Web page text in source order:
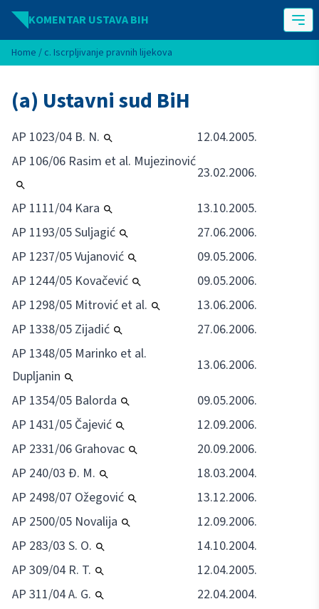
Idi na sadržaj
KOMENTAR USTAVA BIH
Home / c. Iscrpljivanje pravnih lijekova
(a) Ustavni sud BiH
AP 1023/04 B. N.
12.04.2005.
AP 106/06 Rasim et al. Mujezinović
23.02.2006.
AP 1111/04 Kara
13.10.2005.
AP 1193/05 Suljagić
27.06.2006.
AP 1237/05 Vujanović
09.05.2006.
AP 1244/05 Kovačević
09.05.2006.
AP 1298/05 Mitrović et al.
13.06.2006.
AP 1338/05 Zijadić
27.06.2006.
AP 1348/05 Marinko et al.
Dupljanin
13.06.2006.
AP 1354/05 Balorda
09.05.2006.
AP 1431/05 Čajević
12.09.2006.
AP 2331/06 Grahovac
20.09.2006.
AP 240/03 Đ. M.
18.03.2004.
AP 2498/07 Ožegović
13.12.2006.
AP 2500/05 Novalija
12.09.2006.
AP 283/03 S. O.
14.10.2004.
AP 309/04 R. T.
12.04.2005.
AP 311/04 A. G.
22.04.2004.